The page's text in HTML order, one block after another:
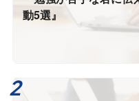
動5選』